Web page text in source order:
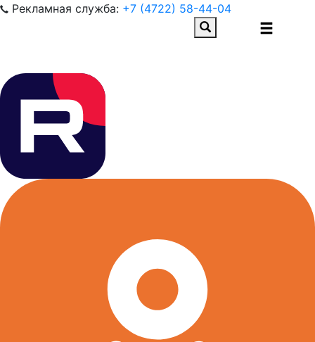
Рекламная служба: +7 (4722) 58-44-04